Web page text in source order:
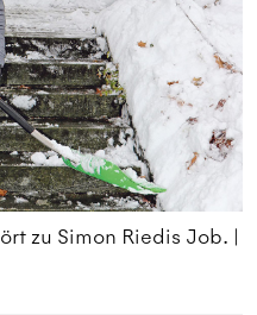
zu Simon Riedis Job. |